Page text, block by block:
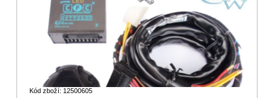
Kód zboží: 12500605